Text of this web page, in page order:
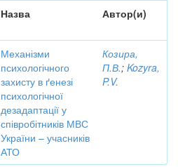
Назва Автор(и)
Механізми
психологічного
захисту в ґенезі
психологічної
дезадаптації у
співробітників МВС
України – учасників
АТО
Козира,
П.В.; Kozyra,
P.V.